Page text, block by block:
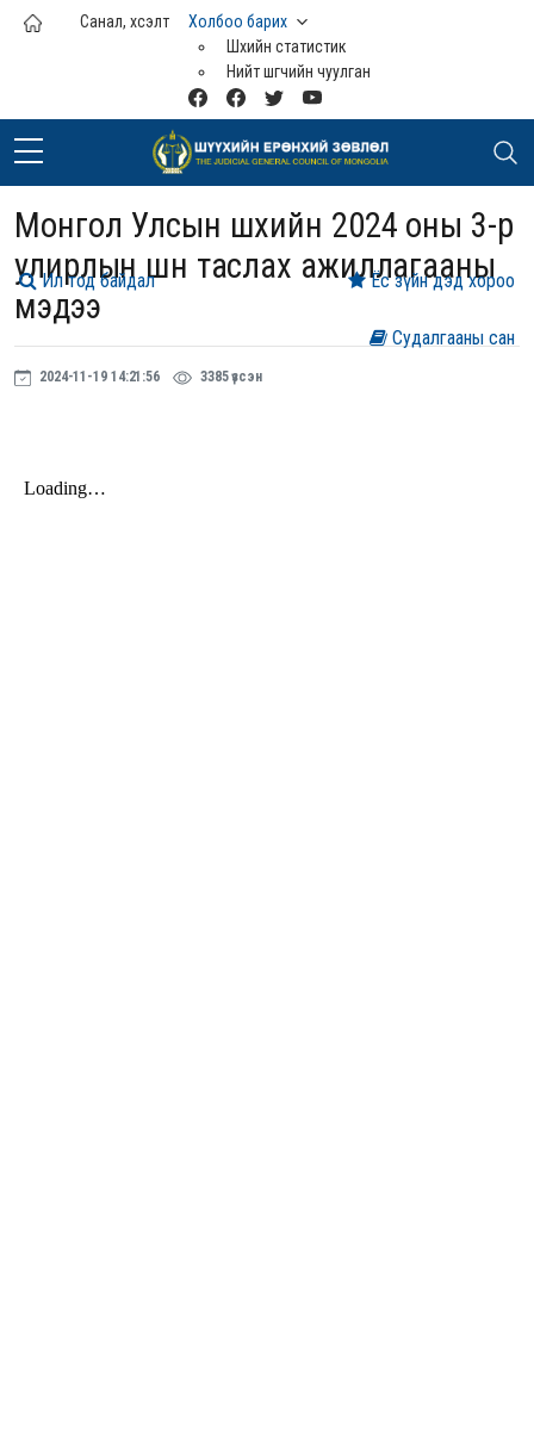
Үндсэн агуулга руу шилжих
Санал, хүсэлт
Холбоо барих
Шүүхийн статистик
Нийт шүүгчийн чуулган
Монгол Улсын шүүхийн 2024 оны 3-р
улирлын шүүн таслах ажиллагааны
мэдээ
2024-11-19 14:21:56 3385 үзсэн
Судалгааны сан
Ёс зүйн дэд хороо
Ил тод байдал